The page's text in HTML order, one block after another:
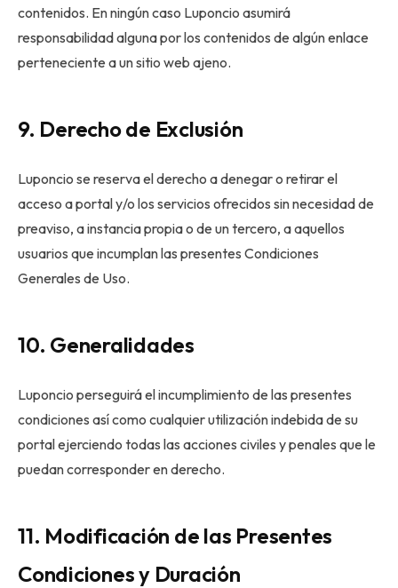
contenidos. En ningún caso Luponcio asumirá
responsabilidad alguna por los contenidos de algún enlace
perteneciente a un sitio web ajeno.
9. Derecho de Exclusión
Luponcio se reserva el derecho a denegar o retirar el
acceso a portal y/o los servicios ofrecidos sin necesidad de
preaviso, a instancia propia o de un tercero, a aquellos
usuarios que incumplan las presentes Condiciones
Generales de Uso.
10. Generalidades
Luponcio perseguirá el incumplimiento de las presentes
condiciones así como cualquier utilización indebida de su
portal ejerciendo todas las acciones civiles y penales que le
puedan corresponder en derecho.
11. Modificación de las Presentes
Condiciones y Duración